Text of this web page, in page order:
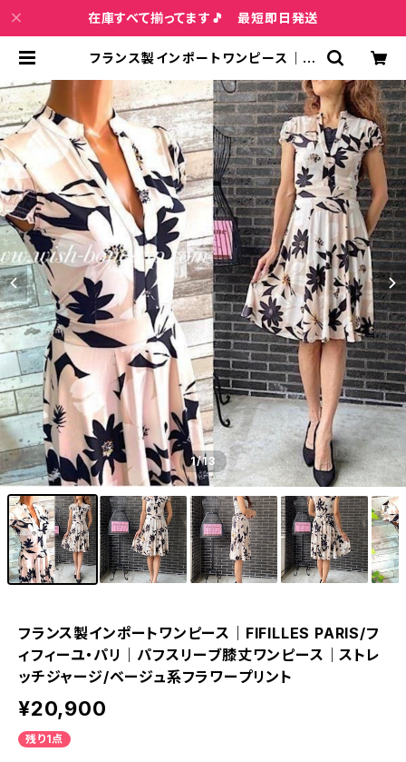
在庫すべて揃ってます🎵 最短即日発送
フランス製インポートワンピース｜FI
パフスリーブ膝丈ワンピース｜ストレ
ッチジャージ/ベージュ系フラワープリ
ント | インポートファッション＆ジュエ
リー Wish Bone VIP
1/13
フランス製インポートワンピース｜FIFILLES PARIS/フ
ィフィーユ・パリ｜パフスリーブ膝丈ワンピース｜ストレ
ッチジャージ/ベージュ系フラワープリント
¥20,900
残り1点